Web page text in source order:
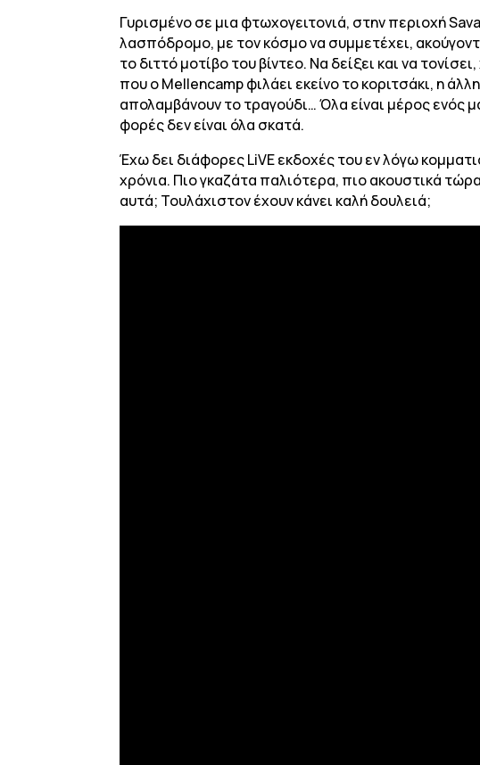
Γυρισμένο σε μια φτωχογειτονιά, στην περιοχή
λασπόδρομο, με τον κόσμο να συμμετέχει,
το διττό μοτίβο του βίντεο. Να δείξει και να
που ο Mellencamp φιλάει εκείνο το κοριτσάκι, η
απολαμβάνουν το τραγούδι… Όλα είναι μέρος ενός
φορές δεν είναι όλα σκατά.
Έχω δει διάφορες LiVE εκδοχές του εν λόγω
χρόνια. Πιο γκαζάτα παλιότερα, πιο ακουστικά
αυτά; Τουλάχιστον έχουν κάνει καλή δουλειά;